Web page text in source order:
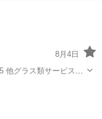
8月4日
他グラス類サービス品